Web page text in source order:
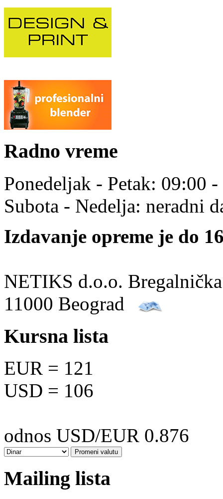
Radno vreme
Ponedeljak - Petak: 09:00
Subota - Nedelja: neradni
Izdavanje opreme je do
NETIKS d.o.o.
11000 Beograd
Kursna lista
EUR = 121
USD = 106
odnos USD/EUR 0.876
Mailing lista